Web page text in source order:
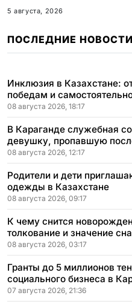
5 августа, 2026
ПОСЛЕДНИЕ НОВОСТИ
Инклюзия в Казахстане:
победам и
08 августа 2026, 18:17
В Караганде служебная
девушку, пропавшую
08 августа 2026, 12:17
Родители и дети
одежды в Казахстане
08 августа 2026, 09:17
К чему снится
толкование и значение сна
08 августа 2026, 03:17
Гранты до 5 миллионов
социального бизнеса в
07 августа 2026, 21:36